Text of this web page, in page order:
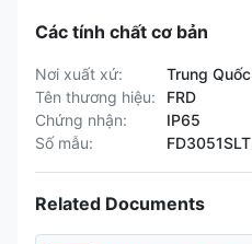
Các tính chất cơ bản
Nơi xuất xứ:
Trung Quốc
Tên thương hiệu:
FRD
Chứng nhận:
IP65
Số mẫu:
FD3051SLT
Related Documents